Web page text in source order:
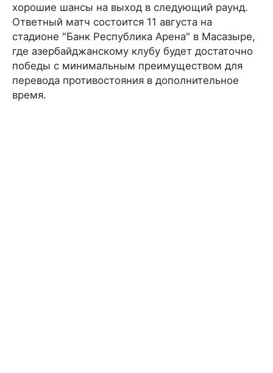
хорошие шансы на выход в следующий раунд.
Ответный матч состоится 11 августа на
стадионе "Банк Республика Арена" в Масазыре,
где азербайджанскому клубу будет достаточно
победы с минимальным преимуществом для
перевода противостояния в дополнительное
время.